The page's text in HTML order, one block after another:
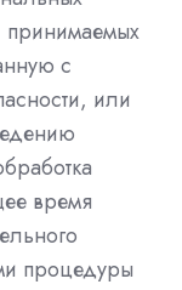
принимаемых
с
или
время
процедуры